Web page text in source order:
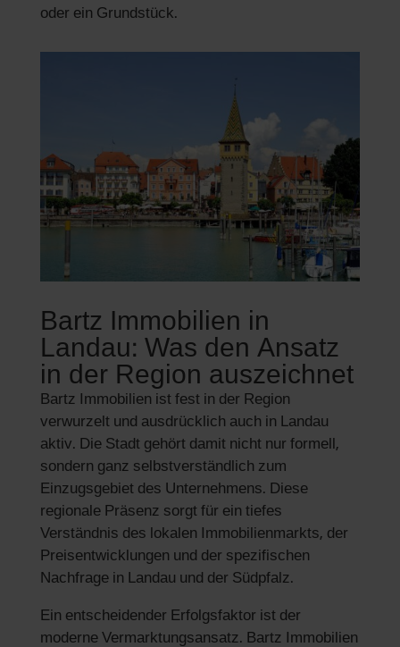
oder ein Grundstück.
Bartz Immobilien in
Landau: Was den Ansatz
in der Region auszeichnet
Bartz Immobilien ist fest in der Region
verwurzelt und ausdrücklich auch in Landau
aktiv. Die Stadt gehört damit nicht nur formell,
sondern ganz selbstverständlich zum
Einzugsgebiet des Unternehmens. Diese
regionale Präsenz sorgt für ein tiefes
Verständnis des lokalen Immobilienmarkts, der
Preisentwicklungen und der spezifischen
Nachfrage in Landau und der Südpfalz.
Ein entscheidender Erfolgsfaktor ist der
moderne Vermarktungsansatz. Bartz Immobilien